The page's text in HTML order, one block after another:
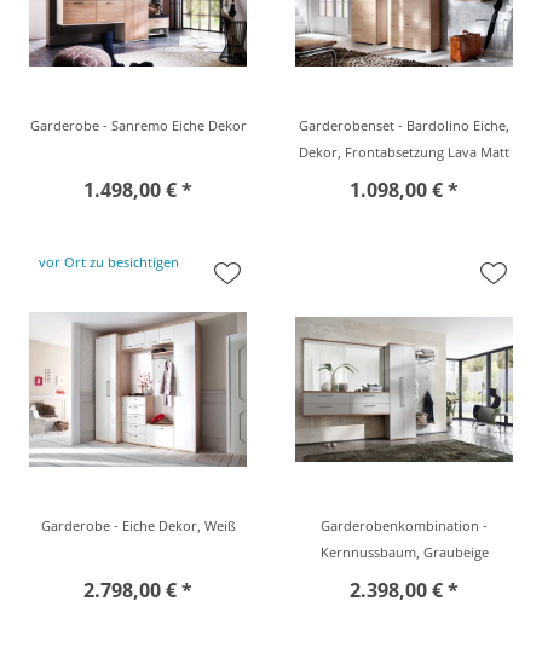
Garderobe - Sanremo Eiche Dekor
1.498,00 € *
Garderobenset - Bardolino Eiche,
Dekor, Frontabsetzung Lava Matt
1.098,00 € *
vor Ort zu besichtigen
Garderobe - Eiche Dekor, Weiß
2.798,00 € *
Garderobenkombination -
Kernnussbaum, Graubeige
2.398,00 € *